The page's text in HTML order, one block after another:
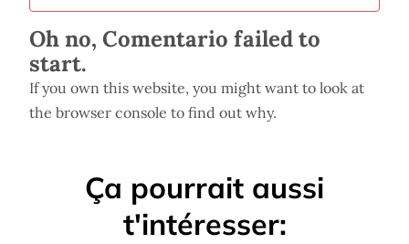
Oh no, Comentario failed to
start.
If you own this website, you might want to look at
the browser console to find out why.
Ça pourrait aussi
t'intéresser: